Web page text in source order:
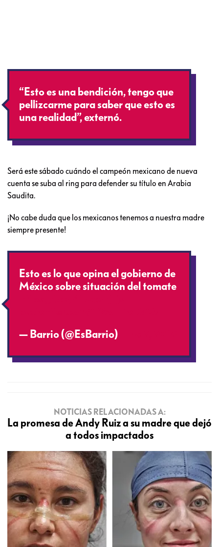
“Esto es una bendición, tengo que
pellizcarme para saber que esto es
una realidad”, externó.
Será este sábado cuándo el campeón mexicano de nueva
cuenta se suba al ring para defender su título en Arabia
Saudita.
¡No cabe duda que los mexicanos tenemos a nuestra madre
siempre presente!
Esto es lo que opina el gobierno de
México sobre situación del tomate
— Barrio (@EsBarrio)
NOTICIAS RELACIONADAS A:
La promesa de Andy Ruiz a su madre que dejó
a todos impactados